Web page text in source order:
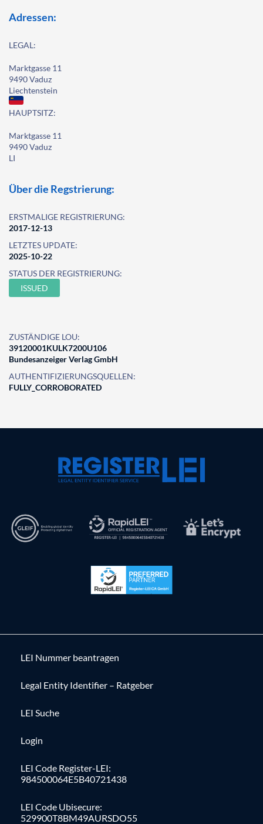
Adressen:
LEGAL:
Marktgasse 11
9490 Vaduz
Liechtenstein
HAUPTSITZ:
Marktgasse 11
9490 Vaduz
LI
Über die Regstrierung:
ERSTMALIGE REGISTRIERUNG:
2017-12-13
LETZTES UPDATE:
2025-10-22
STATUS DER REGISTRIERUNG:
ISSUED
ZUSTÄNDIGE LOU:
39120001KULK7200U106
Bundesanzeiger Verlag GmbH
AUTHENTIFIZIERUNGSQUELLEN:
FULLY_CORROBORATED
LEI Nummer beantragen
Legal Entity Identifier – Ratgeber
LEI Suche
Login
LEI Code Register-LEI:
984500064E5B40721438
LEI Code Ubisecure:
529900T8BM49AURSDO55